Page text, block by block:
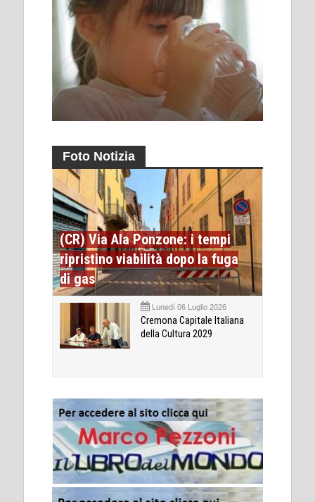
Foto Notizia
(CR) Via Ala Ponzone: i tempi
ripristino viabilità dopo la fuga
di gas
Lunedì 06 Luglio 2026
Cremona Capitale Italiana
della Cultura 2029